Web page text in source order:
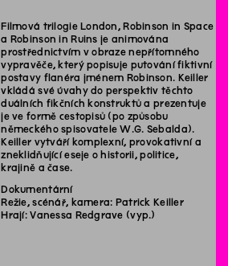
Filmová trilogie London, Robinson in Space
a Robinson in Ruins je animována
prostřednictvím v obraze nepřítomného
vypravěče, který popisuje putování fiktivní
postavy flanéra jménem Robinson. Keiller
vkládá své úvahy do perspektiv těchto
duálních fikčních konstruktů a prezentuje
je ve formě cestopisů (po způsobu
německého spisovatele W.G. Sebalda).
Keiller vytváří komplexní, provokativní a
zneklidňující eseje o historii, politice,
krajině a čase.
Dokumentární
Režie, scénář, kamera: Patrick Keiller
Hrají: Vanessa Redgrave (vyp.)